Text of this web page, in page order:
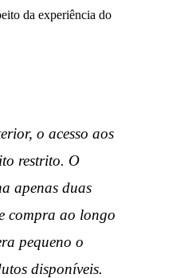
da experiência do
o acesso aos
restrito. O
apenas duas
compra ao longo
pequeno o
disponíveis.